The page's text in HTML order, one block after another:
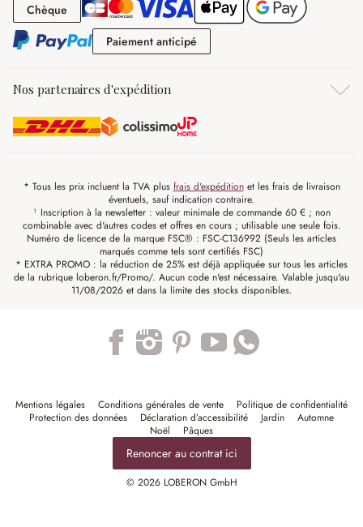
Chèque Chèque
Paiement anticipé
Nos partenaires d'expédition
* Tous les prix incluent la TVA plus frais d'expéditionet les frais de livraison
éventuels, sauf indication contraire.
¹ Inscription à la newsletter : valeur minimale de commande 60 € ; non
combinable avec d'autres codes et offres en cours ; utilisable une seule fois.
Numéro de licence de la marque FSC® : FSC-C136992 (Seuls les articles
marqués comme tels sont certifiés FSC)
* EXTRA PROMO : la réduction de 25% est déjà appliquée sur tous les articles
de la rubrique loberon.fr/Promo/. Aucun code n'est nécessaire. Valable jusqu'au
11/08/2026 et dans la limite des stocks disponibles.
Mentions légales Conditions générales de vente
Politique de confidentialité
Protection des données
Déclaration d’accessibilité Jardin
Automne
Noël
Pâques
Renoncer au contrat ici
© 2026 LOBERON GmbH